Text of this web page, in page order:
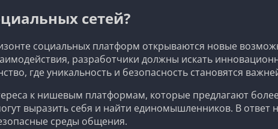
сетей?
социальных платформ открываются новые
разработчики должны искать
где уникальность и безопасность становятся
к нишевым платформам, которые предлагают
выразить себя и найти единомышленников. В
среды общения.